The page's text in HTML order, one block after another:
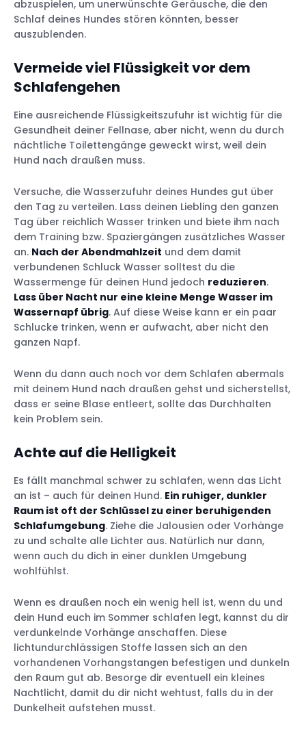
abzuspielen, um unerwünschte Geräusche, die den
Schlaf deines Hundes stören könnten, besser
auszublenden.
Vermeide viel Flüssigkeit vor dem
Schlafengehen
Eine ausreichende Flüssigkeitszufuhr ist wichtig für die
Gesundheit deiner Fellnase, aber nicht, wenn du durch
nächtliche Toilettengänge geweckt wirst, weil dein
Hund nach draußen muss.
Versuche, die Wasserzufuhr deines Hundes gut über
den Tag zu verteilen. Lass deinen Liebling den ganzen
Tag über reichlich Wasser trinken und biete ihm nach
dem Training bzw. Spaziergängen zusätzliches Wasser
an. Nach der Abendmahlzeit und dem damit
verbundenen Schluck Wasser solltest du die
Wassermenge für deinen Hund jedoch reduzieren.
Lass über Nacht nur eine kleine Menge Wasser im
Wassernapf übrig. Auf diese Weise kann er ein paar
Schlucke trinken, wenn er aufwacht, aber nicht den
ganzen Napf.
Wenn du dann auch noch vor dem Schlafen abermals
mit deinem Hund nach draußen gehst und sicherstellst,
dass er seine Blase entleert, sollte das Durchhalten
kein Problem sein.
Achte auf dieHelligkeit
Es fällt manchmal schwer zu schlafen, wenn das Licht
an ist – auch für deinen Hund. Ein ruhiger, dunkler
Raum ist oft der Schlüssel zu einer beruhigenden
Schlafumgebung. Ziehe die Jalousien oder Vorhänge
zu und schalte alle Lichter aus. Natürlich nur dann,
wenn auch du dich in einer dunklen Umgebung
wohlfühlst.
Wenn es draußen noch ein wenig hell ist, wenn du und
dein Hund euch im Sommer schlafen legt, kannst du dir
verdunkelnde Vorhänge anschaffen. Diese
lichtundurchlässigen Stoffe lassen sich an den
vorhandenen Vorhangstangen befestigen und dunkeln
den Raum gut ab. Besorge dir eventuell ein kleines
Nachtlicht, damit du dir nicht wehtust, falls du in der
Dunkelheit aufstehen musst.